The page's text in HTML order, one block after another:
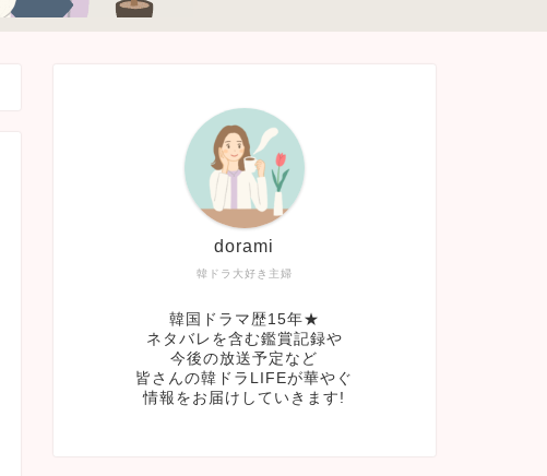
韓ドラ大好き主婦
dorami
韓国ドラマ歴15年★
ネタバレを含む鑑賞記録や
今後の放送予定など
皆さんの韓ドラLIFEが華やぐ
情報をお届けしていきます!